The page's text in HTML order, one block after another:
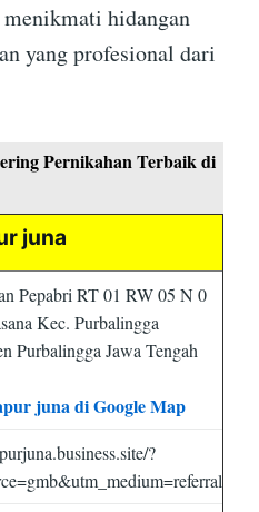
hidangan
yang profesional dari
Pernikahan Terbaik di
juna
Pepabri RT 01 RW 05 N 0
Kec. Purbalingga
Purbalingga Jawa Tengah
juna di Google Map
?